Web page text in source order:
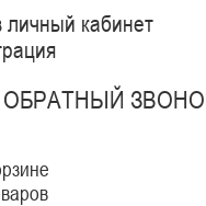
личный кабинет
ОБРАТНЫЙ